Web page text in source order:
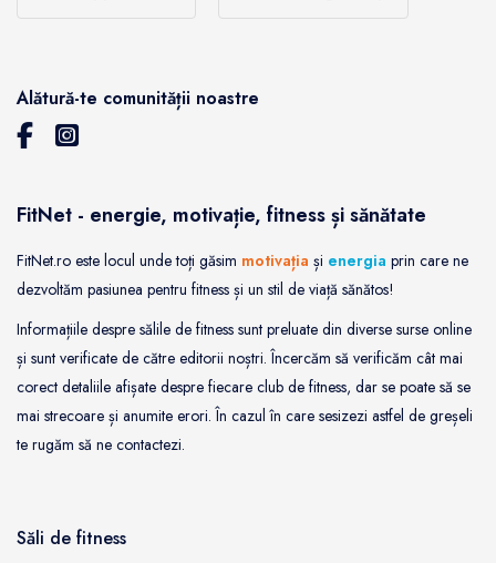
Alătură-te comunității noastre
FitNet - energie, motivație, fitness și sănătate
FitNet.ro este locul unde toți găsim motivația și energia prin care ne
dezvoltăm pasiunea pentru fitness și un stil de viață sănătos!
Informațiile despre sălile de fitness sunt preluate din diverse surse online
și sunt verificate de către editorii noștri. Încercăm să verificăm cât mai
corect detaliile afișate despre fiecare club de fitness, dar se poate să se
mai strecoare și anumite erori. În cazul în care sesizezi astfel de greșeli
te rugăm să ne contactezi.
Săli de fitness